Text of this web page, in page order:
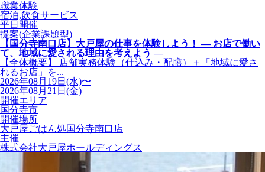
職業体験
宿泊,飲食サービス
平日開催
提案(企業課題型)
【国分寺南口店】大戸屋の仕事を体験しよう！ ― お店で働い
て、地域に愛される理由を考えよう ―
【全体概要】 店舗実務体験（仕込み・配膳）＋「地域に愛さ
れるお店」を...
2026年08月19日(水)〜
2026年08月21日(金)
開催エリア
国分寺市
開催場所
大戸屋ごはん処国分寺南口店
主催
株式会社大戸屋ホールディングス